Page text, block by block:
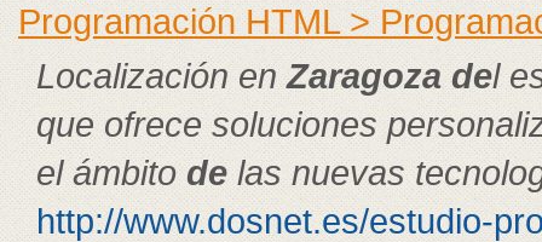
Programación HTML >
Localización enZaragoza del
que ofrece soluciones
el ámbitode las nuevas
http://www.dosnet.es/estudio-